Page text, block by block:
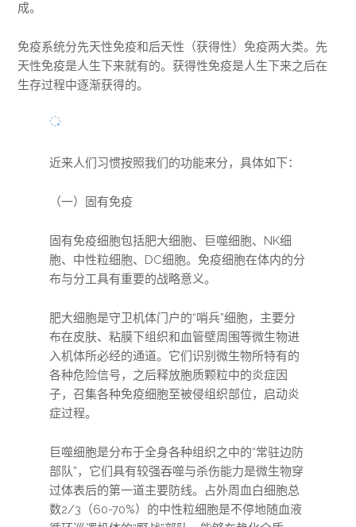
成。
免疫系统分先天性免疫和后天性（获得性）免疫两大类。先
天性免疫是人生下来就有的。获得性免疫是人生下来之后在
生存过程中逐渐获得的。
近来人们习惯按照我们的功能来分，具体如下：
（一）固有免疫
固有免疫细胞包括肥大细胞、巨噬细胞、NK细
胞、中性粒细胞、DC细胞。免疫细胞在体内的分
布与分工具有重要的战略意义。
肥大细胞是守卫机体门户的“哨兵”细胞，主要分
布在皮肤、粘膜下组织和血管壁周围等微生物进
入机体所必经的通道。它们识别微生物所特有的
各种危险信号，之后释放胞质颗粒中的炎症因
子，召集各种免疫细胞至被侵组织部位，启动炎
症过程。
巨噬细胞是分布于全身各种组织之中的“常驻边防
部队”，它们具有较强吞噬与杀伤能力是微生物穿
过体表后的第一道主要防线。占外周血白细胞总
数2/3（60-70%）的中性粒细胞是不停地随血液